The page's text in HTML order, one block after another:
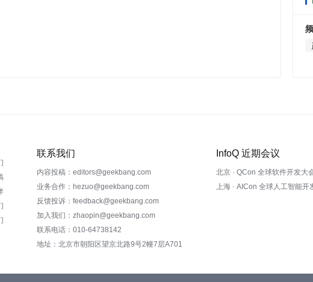
联系我们
内容投稿：editors@geekbang.com
业务合作：hezuo@geekbang.com
反馈投诉：feedback@geekbang.com
加入我们：zhaopin@geekbang.com
联系电话：010-64738142
地址：北京市朝阳区望京北路9号2幢7层A701
InfoQ 近期会议
北京 · QCon 全球软件开发大
上海 · AICon 全球人工智能